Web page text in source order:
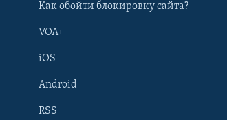
Как обойти блокировку сайта?
VOA+
iOS
Android
RSS